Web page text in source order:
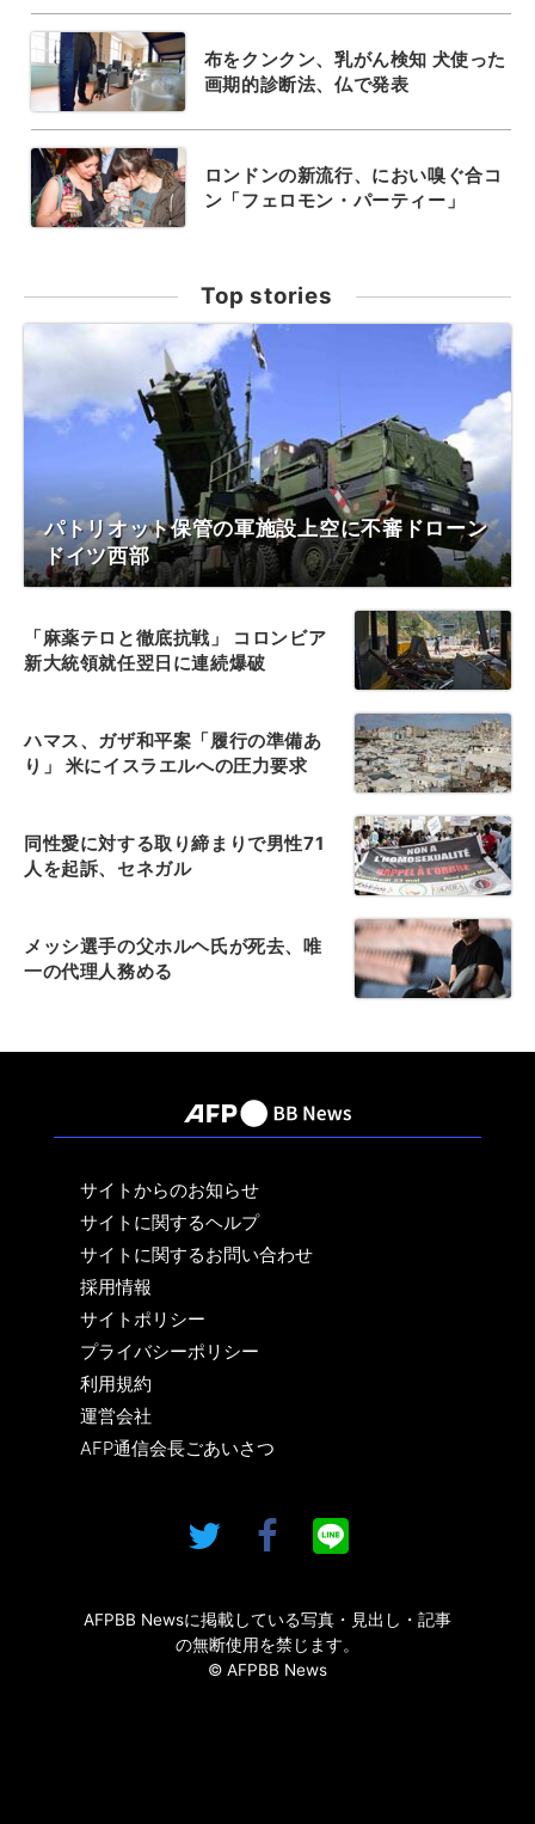
布をクンクン、乳がん検知 犬使った
画期的診断法、仏で発表
ロンドンの新流行、におい嗅ぐ合コ
ン「フェロモン・パーティー」
Top stories
パトリオット保管の軍施設上空に不審ドローン
ドイツ西部
「麻薬テロと徹底抗戦」 コロンビア
新大統領就任翌日に連続爆破
ハマス、ガザ和平案「履行の準備あ
り」 米にイスラエルへの圧力要求
同性愛に対する取り締まりで男性71
人を起訴、セネガル
メッシ選手の父ホルヘ氏が死去、唯
一の代理人務める
サイトからのお知らせ
サイトに関するヘルプ
サイトに関するお問い合わせ
採用情報
サイトポリシー
プライバシーポリシー
利用規約
運営会社
AFP通信会長ごあいさつ
AFPBB Newsに掲載している写真・見出し・記事
の無断使用を禁じます。
© AFPBB News